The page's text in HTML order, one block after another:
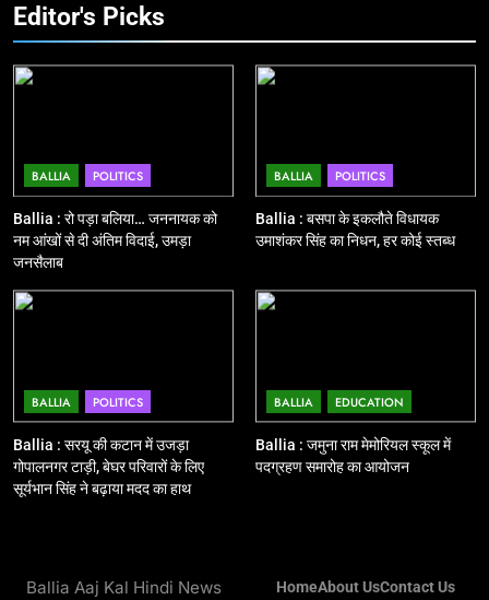
10
Ballia : चितबड़ागांव से गोरखपुर, वाराणसी
11
बिहार विस चुनाव : सभी 90 हजार 712
बूथों से लाइव वेब कास्टिंग की तैयारी
महाप्रबंधक ने किया निरीक्षण
BALLIA NATIONAL
13
Editor's Picks
BALLIA POLITICS
Ballia : रो पड़ा बलिया… जननायक को
नम आंखों से दी अंतिम विदाई, उमड़ा
जनसैलाब
BALLIA POLITICS
Ballia : बसपा के इकलौते विधायक
उमाशंकर सिंह का निधन, हर कोई स्तब्ध
BALLIA POLITICS
Ballia : सरयू की कटान में उजड़ा
गोपालनगर टाड़ी, बेघर परिवारों के लिए
सूर्यभान सिंह ने बढ़ाया मदद का हाथ
BALLIA EDUCATION
Ballia : जमुना राम मेमोरियल स्कूल में
पदग्रहण समारोह का आयोजन
Ballia Aaj Kal Hindi News HomeAbout UsContact Us